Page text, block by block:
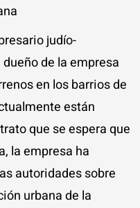
judío-
de la empresa
en los barrios de
están
que se espera que
la empresa ha
autoridades sobre
urbana de la